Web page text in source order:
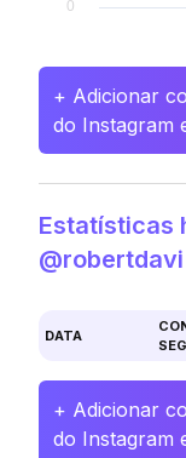
+ Adicionar
do Instagram
Estatísticas
@robertdavi
DATA
+ Adicionar
do Instagram